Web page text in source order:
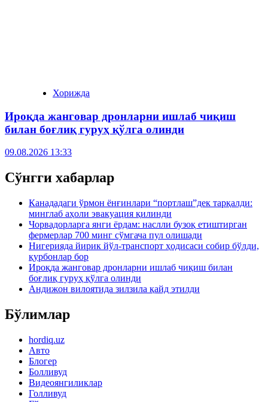
Хорижда
Ироқда жанговар дронларни ишлаб чиқиш
билан боғлиқ гуруҳ қўлга олинди
09.08.2026 13:33
Сўнгги хабарлар
Канададаги ўрмон ёнғинлари “портлаш”дек тарқалди:
минглаб аҳоли эвакуация қилинди
Чорвадорларга янги ёрдам: наслли бузоқ етиштирган
фермерлар 700 минг сўмгача пул олишади
Нигерияда йирик йўл-транспорт ҳодисаси собир бўлди,
қурбонлар бор
Ироқда жанговар дронларни ишлаб чиқиш билан
боғлиқ гуруҳ қўлга олинди
Андижон вилоятида зилзила қайд этилди
Бўлимлар
hordiq.uz
Авто
Блогер
Болливуд
Видеоянгиликлар
Голливуд